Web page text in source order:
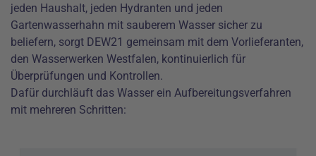
jeden Haushalt, jeden Hydranten und jeden
Gartenwasserhahn mit sauberem Wasser sicher zu
beliefern, sorgt DEW21 gemeinsam mit dem Vorlieferanten,
den Wasserwerken Westfalen, kontinuierlich für
Überprüfungen und Kontrollen.
Dafür durchläuft das Wasser ein Aufbereitungsverfahren
mit mehreren Schritten: